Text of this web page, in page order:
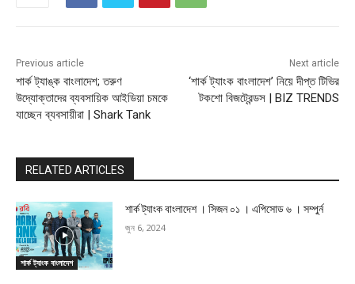
Previous article
শার্ক ট্যাঙ্ক বাংলাদেশ; তরুণ
উদ্যোক্তাদের ব্যবসায়িক আইডিয়া চমকে
যাচ্ছেন ব্যবসায়ীরা | Shark Tank
Next article
‘শার্ক ট্যাংক বাংলাদেশ’ নিয়ে দীপ্ত টিভির
টকশো বিজট্রেন্ডস | BIZ TRENDS
RELATED ARTICLES
শার্ক ট্যাংক বাংলাদেশ
শার্ক ট্যাংক বাংলাদেশ । সিজন ০১ । এপিসোড ৬ । সম্পুর্ন
জুন 6, 2024